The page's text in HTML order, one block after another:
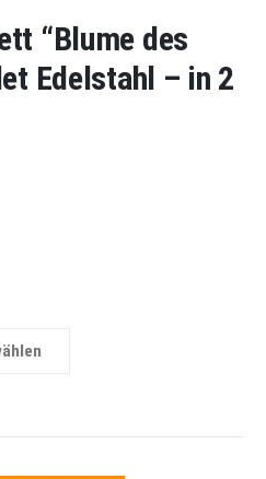
“Blume des
Edelstahl – in 2